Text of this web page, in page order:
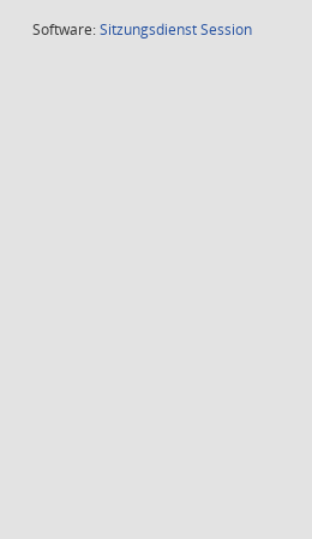
Software:SitzungsdienstSession(Wird in